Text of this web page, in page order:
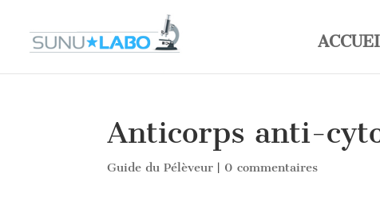
Anticorps anti-
Guide du Pélèveur | 0 commentaires